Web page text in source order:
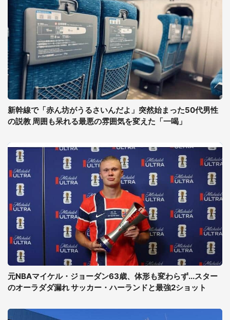
新幹線で「赤ん坊がうるさいんだよ」突然始まった50代男性
の説教 周囲も呆れる最悪の雰囲気を変えた「一喝」
元NBAマイケル・ジョーダン63歳、体形も変わらず...スター
のオーラダダ漏れ サッカー・ハーランドと最強2ショット